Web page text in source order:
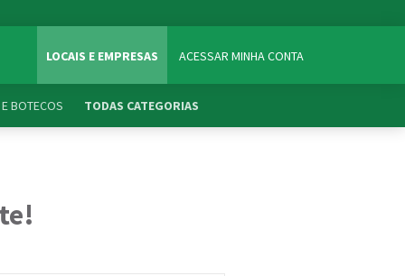
LOCAIS E EMPRESAS ACESSAR MINHA CONTA
BOTECOS TODAS CATEGORIAS